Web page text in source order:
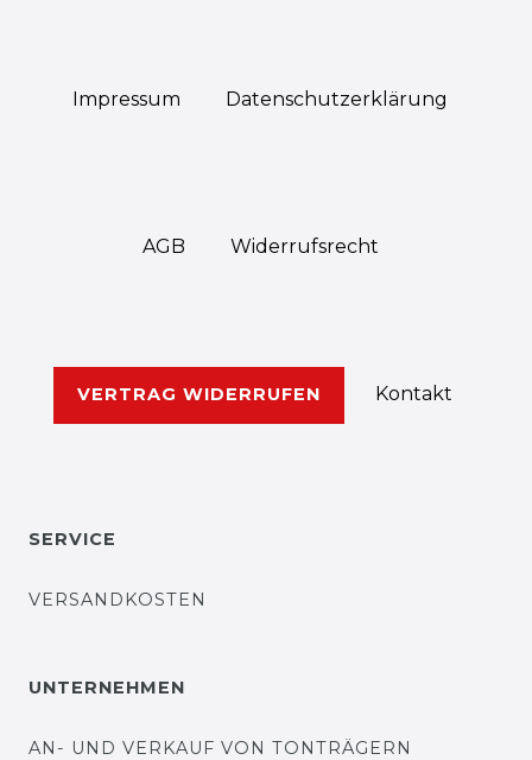
Impressum Daten­schutz­erklärung
AGB Widerrufs­recht
VERTRAG WIDERRUFEN Kontakt
SERVICE
VERSANDKOSTEN
UNTERNEHMEN
AN- UND VERKAUF VON TONTRÄGERN